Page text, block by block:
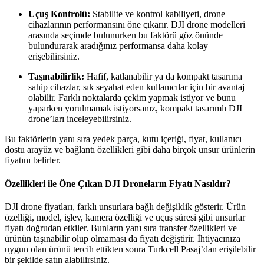
Uçuş Kontrolü: Stabilite ve kontrol kabiliyeti, drone
cihazlarının performansını öne çıkarır. DJI drone modelleri
arasında seçimde bulunurken bu faktörü göz önünde
bulundurarak aradığınız performansa daha kolay
erişebilirsiniz.
Taşınabilirlik: Hafif, katlanabilir ya da kompakt tasarıma
sahip cihazlar, sık seyahat eden kullanıcılar için bir avantaj
olabilir. Farklı noktalarda çekim yapmak istiyor ve bunu
yaparken yorulmamak istiyorsanız, kompakt tasarımlı DJI
drone’ları inceleyebilirsiniz.
Bu faktörlerin yanı sıra yedek parça, kutu içeriği, fiyat, kullanıcı
dostu arayüz ve bağlantı özellikleri gibi daha birçok unsur ürünlerin
fiyatını belirler.
Özellikleri ile Öne Çıkan DJI Droneların Fiyatı Nasıldır?
DJI drone fiyatları, farklı unsurlara bağlı değişiklik gösterir. Ürün
özelliği, model, işlev, kamera özelliği ve uçuş süresi gibi unsurlar
fiyatı doğrudan etkiler. Bunların yanı sıra transfer özellikleri ve
ürünün taşınabilir olup olmaması da fiyatı değiştirir. İhtiyacınıza
uygun olan ürünü tercih ettikten sonra Turkcell Pasaj’dan erişilebilir
bir şekilde satın alabilirsiniz.